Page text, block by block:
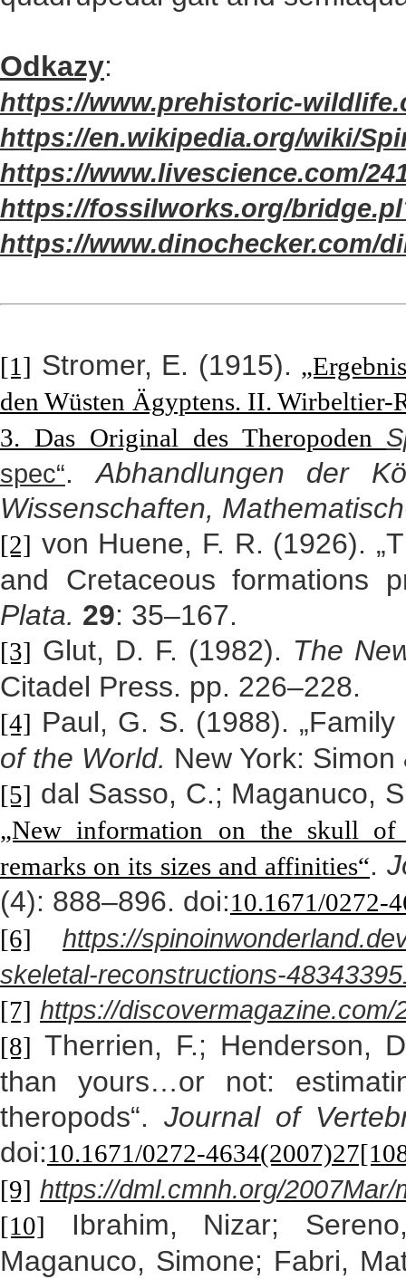
Odkazy:
https://www.prehistoric-
https://en.wikipedia.org/wiki/
https://www.livescience.com/
https://fossilworks.org/
https://www.dinochecker.com/
[1] Stromer, E. (1915).
den Wüsten Ägyptens. II. Wirbeltier-
3. Das Original des Theropoden
spec“.Abhandlungen der
Wissenschaften,
[2] von Huene, F. R. (1926).
and Cretaceous formations
Plata. 29: 35–167.
[3] Glut, D. F. (1982). The
Citadel Press. pp. 226–228.
[4] Paul, G. S. (1988).
of the World. New York:
[5] dal Sasso, C.; Maganuco,
„New information on the skull of
remarks on its sizes and affinities“.
(4): 888–896. doi:10.1671/0272-
[6]
https://
skeletal-reconstructions-
[7] https://discovermagazine.com/
[8] Therrien, F.; Henderson,
than yours…or not:
theropods“.Journal of
doi:10.1671/0272-
[9] https://dml.cmnh.org/2007Mar/
[10]
Ibrahim, Nizar;
Maganuco, Simone; Fabri,